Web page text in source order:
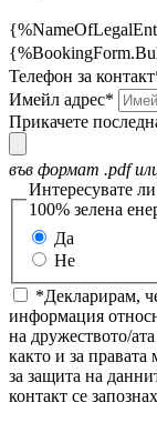
Телефон за
Имейл адрес*
Прикачете
във формат .pdf
Интересувате
100% зелена
Да
Не
*Декларирам,
информация
на дружеството/
както и за правата
за защита на
контакт се